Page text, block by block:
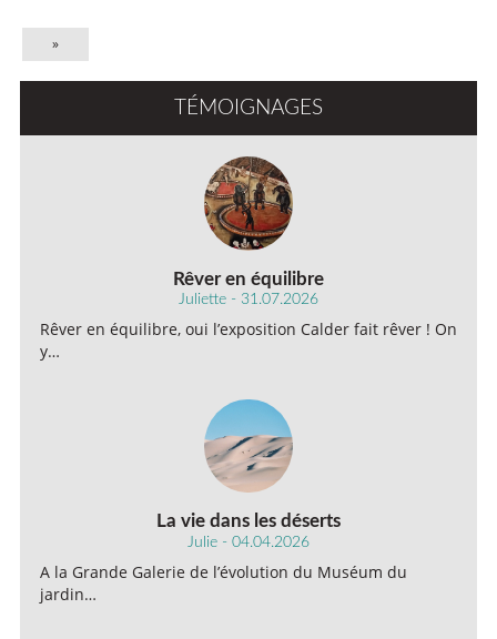
»
TÉMOIGNAGES
Rêver en équilibre
Juliette - 31.07.2026
Rêver en équilibre, oui l’exposition Calder fait rêver ! On
y…
La vie dans les déserts
Julie - 04.04.2026
A la Grande Galerie de l’évolution du Muséum du
jardin…